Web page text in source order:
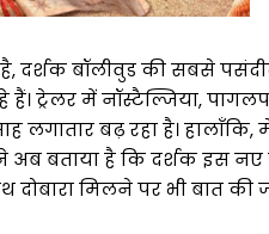
बॉलीवुड की सबसे
ट्रेलर में नॉस्टैल्जिया,
बढ़ रहा है। हालाँकि,
बताया है कि दर्शक इस नए
मिलने पर भी बात की